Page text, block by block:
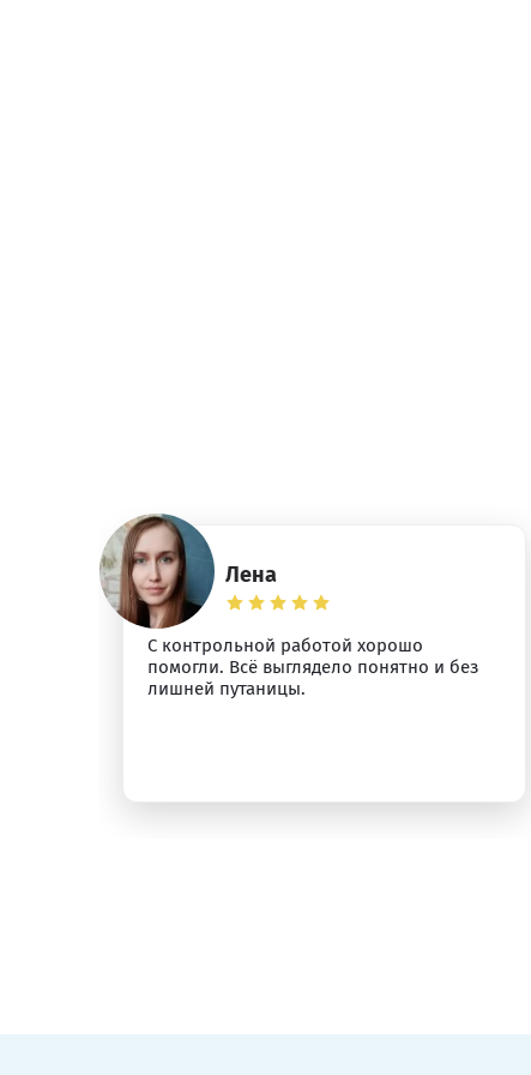
Лена
С контрольной работой хорошо
помогли. Всё выглядело понятно и без
лишней путаницы.